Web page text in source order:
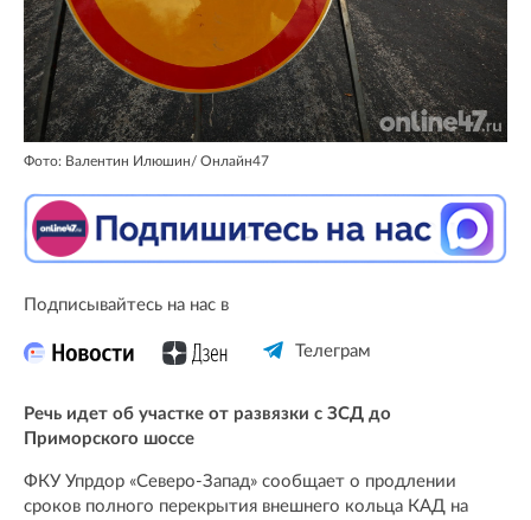
Фото: Валентин Илюшин/ Oнлайн47
Подписывайтесь на нас в
Телеграм
Речь идет об участке от развязки с ЗСД до
Приморского шоссе
ФКУ Упрдор «Северо-Запад» сообщает о продлении
сроков полного перекрытия внешнего кольца КАД на